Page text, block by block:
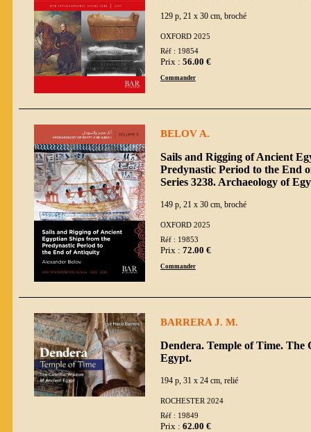
129 p, 21 x 30 cm, broché
OXFORD 2025
Réf : 19854
Prix : 56.00 €
Commander
BELOV A.
Sails and Rigging of Ancient
Predynastic Period to the End
Series 3238. Archaeology of
149 p, 21 x 30 cm, broché
OXFORD 2025
Réf : 19853
Prix : 72.00 €
Commander
BARRERA J. M.
Dendera. Temple of Time. The
Egypt.
194 p, 31 x 24 cm, relié
ROCHESTER 2024
Réf : 19849
Prix : 62.00 €